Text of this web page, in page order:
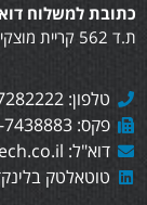
כתובת למשלוח
ת.ד 562 קריית מוצקין, 2610402
טלפון: 073-7282222
פקס: 073-7438883
דוא"ל: sales@totaltech.co.il
טוטאלטק